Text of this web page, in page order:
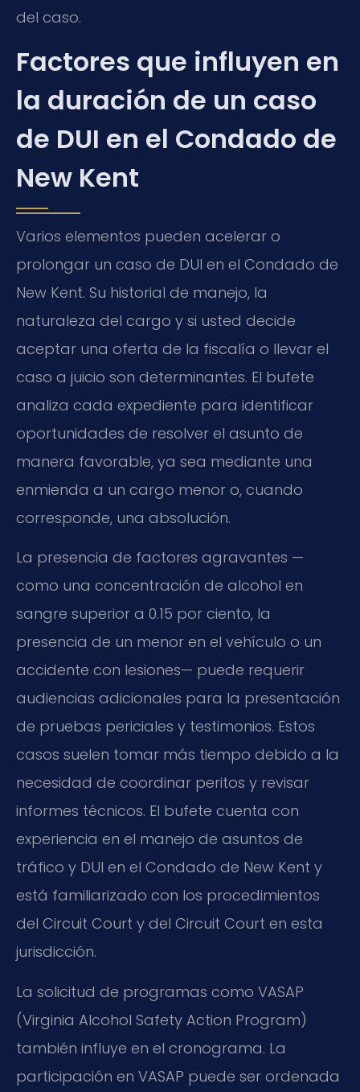
del caso.
Factores que influyen en
la duración de un caso
de DUI en el Condado de
New Kent
Varios elementos pueden acelerar o
prolongar un caso de DUI en el Condado de
New Kent. Su historial de manejo, la
naturaleza del cargo y si usted decide
aceptar una oferta de la fiscalía o llevar el
caso a juicio son determinantes. El bufete
analiza cada expediente para identificar
oportunidades de resolver el asunto de
manera favorable, ya sea mediante una
enmienda a un cargo menor o, cuando
corresponde, una absolución.
La presencia de factores agravantes —
como una concentración de alcohol en
sangre superior a 0.15 por ciento, la
presencia de un menor en el vehículo o un
accidente con lesiones— puede requerir
audiencias adicionales para la presentación
de pruebas periciales y testimonios. Estos
casos suelen tomar más tiempo debido a la
necesidad de coordinar peritos y revisar
informes técnicos. El bufete cuenta con
experiencia en el manejo de asuntos de
tráfico y DUI en el Condado de New Kent y
está familiarizado con los procedimientos
del Circuit Court y del Circuit Court en esta
jurisdicción.
La solicitud de programas como VASAP
(Virginia Alcohol Safety Action Program)
también influye en el cronograma. La
participación en VASAP puede ser ordenada